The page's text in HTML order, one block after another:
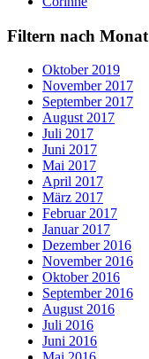
Filtern nach Monat
Oktober 2019
November 2017
September 2017
August 2017
Juli 2017
Juni 2017
Mai 2017
April 2017
März 2017
Februar 2017
Januar 2017
Dezember 2016
November 2016
Oktober 2016
September 2016
August 2016
Juli 2016
Juni 2016